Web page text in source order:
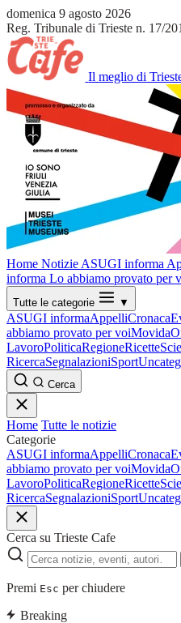
domenica 9 agosto 2026
Reg. Tribunale di Trieste n. 17/
Il meglio di
Home Notizie ASUGI informa
informa Lo abbiamo provato per
Tutte le categorie ▼
ASUGI informaAppelliCronaca
abbiamo provato per voiMovida
LavoroPoliticaRegioneRicette
RicercaSegnalazioniSport
Cerca
Home Tutte le notizie
Categorie
ASUGI informaAppelliCronaca
abbiamo provato per voiMovida
LavoroPoliticaRegioneRicette
RicercaSegnalazioniSport
Cerca su Trieste Cafe
Premi Esc per chiudere
Breaking